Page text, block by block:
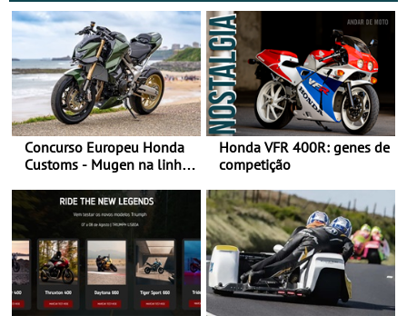
Concurso Europeu Honda
Customs - Mugen na linha
ganhar
Honda VFR 400R: genes de
competição